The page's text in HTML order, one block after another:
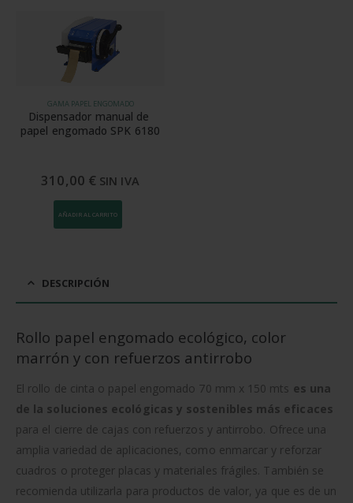
GAMA PAPEL ENGOMADO
Dispensador manual de
papel engomado SPK 6180
310,00 € SIN IVA
AÑADIR AL CARRITO
DESCRIPCIÓN
Rollo papel engomado ecológico, color
marrón y con refuerzos antirrobo
El rollo de cinta o papel engomado 70 mm x 150 mts es una
de la soluciones ecológicas y sostenibles más eficaces
para el cierre de cajas con refuerzos y antirrobo. Ofrece una
amplia variedad de aplicaciones, como enmarcar y reforzar
cuadros o proteger placas y materiales frágiles. También se
recomienda utilizarla para productos de valor, ya que es de un